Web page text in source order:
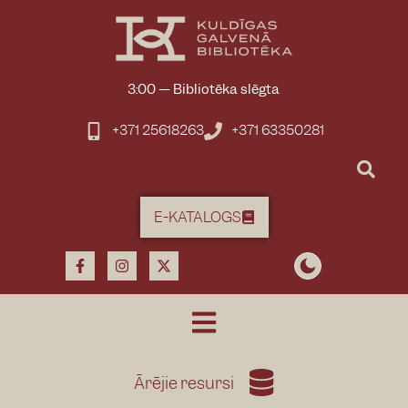
3:00— Bibliotēka slēgta
+371 25618263 +371 63350281
E-KATALOGS
Ārējie resursi